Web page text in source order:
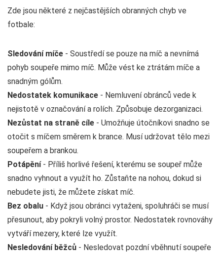
Zde jsou některé z nejčastějších obranných chyb ve
fotbale:
Sledování míče - Soustředí se pouze na míč a nevnímá
pohyb soupeře mimo míč. Může vést ke ztrátám míče a
snadným gólům.
Nedostatek komunikace - Nemluvení obránců vede k
nejistotě v označování a rolích. Způsobuje dezorganizaci.
Nezůstat na straně cíle - Umožňuje útočníkovi snadno se
otočit s míčem směrem k brance. Musí udržovat tělo mezi
soupeřem a brankou.
Potápění- Příliš horlivé řešení, kterému se soupeř může
snadno vyhnout a využít ho. Zůstaňte na nohou, dokud si
nebudete jisti, že můžete získat míč.
Bez obalu - Když jsou obránci vytaženi, spoluhráči se musí
přesunout, aby pokryli volný prostor. Nedostatek rovnováhy
vytváří mezery, které lze využít.
Nesledování běžců - Nesledovat pozdní vběhnutí soupeře